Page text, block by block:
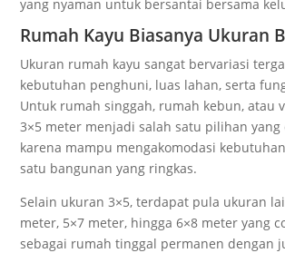
yang nyaman untuk bersantai bersama
Rumah Kayu Biasanya Ukuran
Ukuran rumah kayu sangat bervariasi
kebutuhan penghuni, luas lahan, serta
Untuk rumah singgah, rumah kebun, atau
3×5 meter menjadi salah satu pilihan
karena mampu mengakomodasi
satu bangunan yang ringkas.
Selain ukuran 3×5, terdapat pula ukuran
meter, 5×7 meter, hingga 6×8 meter yang
sebagai rumah tinggal permanen dengan